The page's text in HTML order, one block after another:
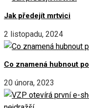
Jak předejít mrtvici
2 listopadu, 2024
Co znamená hubnout
20 února, 2023